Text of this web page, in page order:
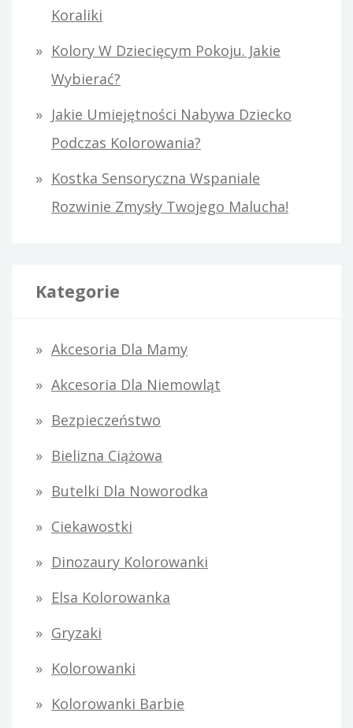
Koraliki
Kolory W Dziecięcym Pokoju. Jakie
Wybierać?
Jakie Umiejętności Nabywa Dziecko
Podczas Kolorowania?
Kostka Sensoryczna Wspaniale
Rozwinie Zmysły Twojego Malucha!
Kategorie
Akcesoria Dla Mamy
Akcesoria Dla Niemowląt
Bezpieczeństwo
Bielizna Ciążowa
Butelki Dla Noworodka
Ciekawostki
Dinozaury Kolorowanki
Elsa Kolorowanka
Gryzaki
Kolorowanki
Kolorowanki Barbie